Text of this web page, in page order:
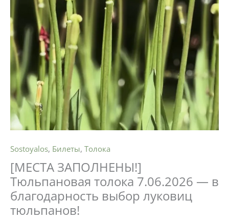
Sostoyalos, Билеты, Толока
[МЕСТА ЗАПОЛНЕНЫ!]
Тюльпановая толока 7.06.2026 — в
благодарность выбор луковиц
тюльпанов!